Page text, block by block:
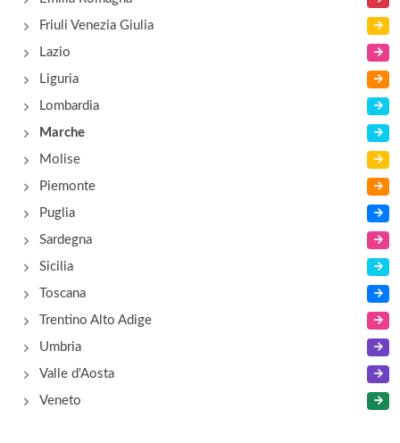
Friuli Venezia Giulia
Lazio
Liguria
Lombardia
Marche
Molise
Piemonte
Puglia
Sardegna
Sicilia
Toscana
Trentino Alto Adige
Umbria
Valle d'Aosta
Veneto